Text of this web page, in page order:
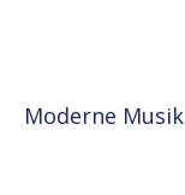
Moderne Musik